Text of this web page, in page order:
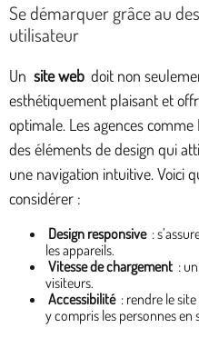
Se démarquer grâce au
utilisateur
Un site web doit non
esthétiquement plaisant et
optimale. Les agences comme
des éléments de design qui
une navigation intuitive. Voici
considérer :
Design responsive :
les appareils.
Vitesse de chargement :
visiteurs.
Accessibilité : rendre le
y compris les personnes